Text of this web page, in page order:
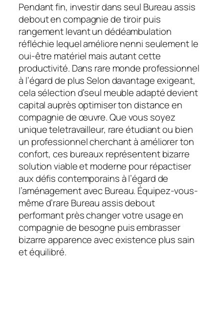
Pendant fin, investir dans seul Bureau assis
debout en compagnie de tiroir puis
rangement levant un dédéambulation
réfléchie lequel améliore nenni seulement le
oui-être matériel mais autant cette
productivité. Dans rare monde professionnel
à l’égard de plus Selon davantage exigeant,
cela sélection d’seul meuble adapté devient
capital auprès optimiser ton distance en
compagnie de œuvre. Que vous soyez
unique teletravailleur, rare étudiant ou bien
un professionnel cherchant à améliorer ton
confort, ces bureaux représentent bizarre
solution viable et moderne pour répactiser
aux défis contemporains à l’égard de
l’aménagement avec Bureau. Équipez-vous-
même d’rare Bureau assis debout
performant près changer votre usage en
compagnie de besogne puis embrasser
bizarre apparence avec existence plus sain
et équilibré.